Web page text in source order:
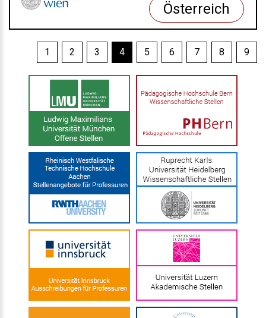
Österreich
1 2 3 4 5 6 7 8 9